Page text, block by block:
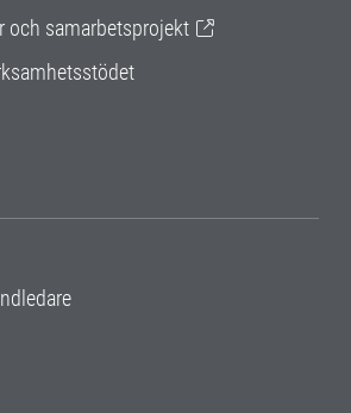
och samarbetsprojekt